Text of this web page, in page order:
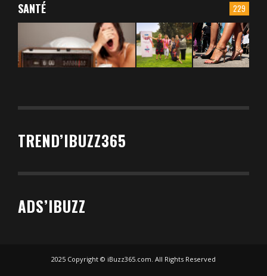
229
SANTÉ
TREND’IBUZZ365
ADS’IBUZZ
2025 Copyright © iBuzz365.com. All Rights Reserved